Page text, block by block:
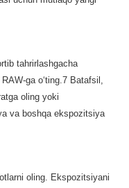
tahrirlashgacha
ga o‘ting.7 Batafsil,
oling yoki
va boshqa ekspozitsiya
oling. Ekspozitsiyani